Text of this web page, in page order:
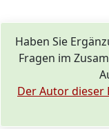
Haben Sie
Fragen im
Der Autor